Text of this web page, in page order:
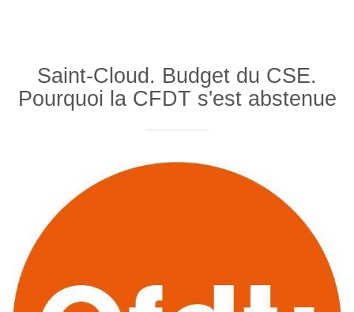
Saint-Cloud. Budget du CSE.
Pourquoi la CFDT s'est abstenue